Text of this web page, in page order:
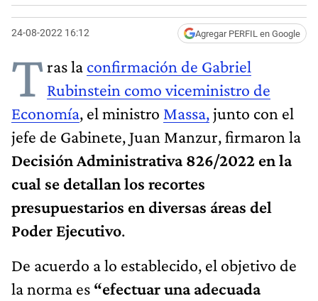
24-08-2022 16:12 Agregar PERFIL en Google
Tras la confirmación de Gabriel
Rubinstein como viceministro de
Economía, el ministro Massa,junto con el
jefe de Gabinete, Juan Manzur, firmaron la
Decisión Administrativa 826/2022 en la
cual se detallan los recortes
presupuestarios en diversas áreas del
Poder Ejecutivo.
De acuerdo a lo establecido, el objetivo de
la norma es “efectuar una adecuada